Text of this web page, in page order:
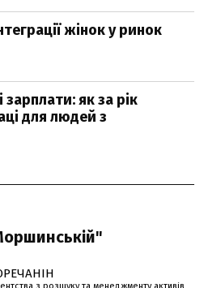
жінок у ринок
зарплати: як за рік
для людей з